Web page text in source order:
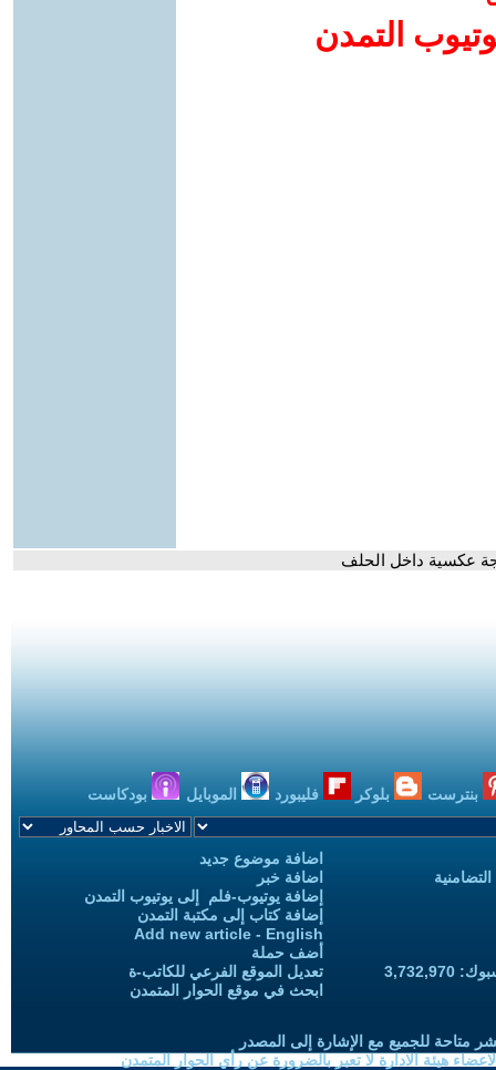
التمدن
عكسية داخل الحلف
بنترست بلوكر فليبورد الموبايل بودكاست
اضافة موضوع جديد
اضافة خبر
إضافة يوتيوب-فلم إلى يوتيوب التمدن
إضافة كتاب إلى مكتبة التمدن
Add new article - English
أضف حملة
تعديل الموقع الفرعي للكاتب-ة
ابحث في موقع الحوار المتمدن
متاحة للجميع مع الإشارة إلى المصدر
هيئة الادارة لا تعبر بالضرورة عن رأي الحوار المتمدن